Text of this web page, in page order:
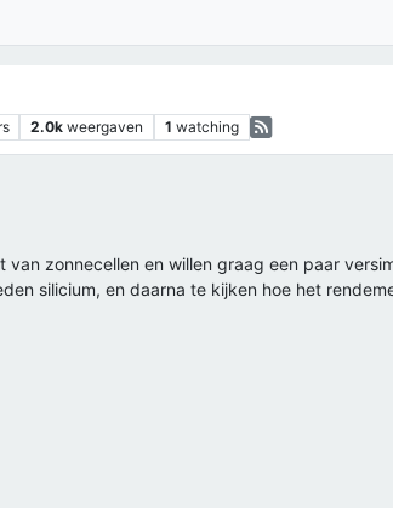
2.0k weergaven 1 watching
van zonnecellen en willen graag een paar
silicium, en daarna te kijken hoe het